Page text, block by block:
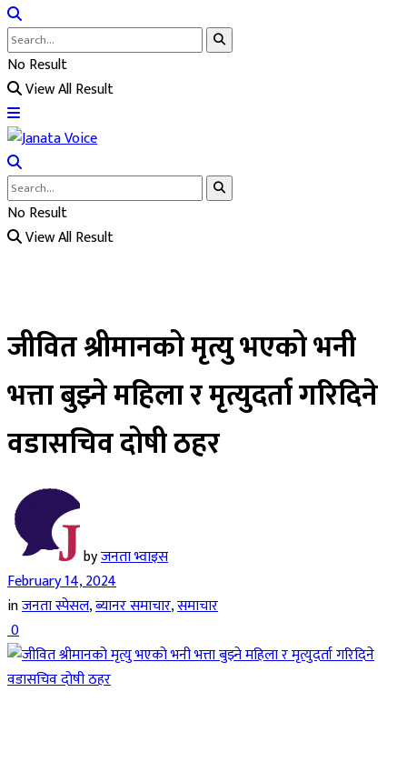
No Result
View All Result
No Result
View All Result
जीवित श्रीमानको मृत्यु भएको भनी
भत्ता बुझ्ने महिला र मृत्युदर्ता गरिदिने
वडासचिव दोषी ठहर
byजनता भ्वाइस
February 14, 2024
inजनता स्पेसल,ब्यानर समाचार,समाचार
0